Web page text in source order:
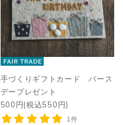
手づくりギフトカード バース
デープレゼント
500円(税込550円)
1件